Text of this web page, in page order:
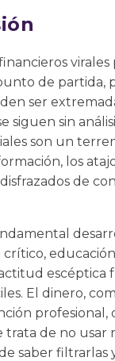
de partida,
ser
siguen sin
son un
los
de
escéptica
El dinero,
profesional,
trata de no usar
de saber